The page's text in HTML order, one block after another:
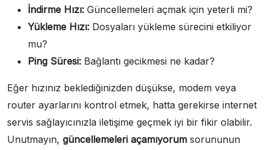
İndirme Hızı: Güncellemeleri açmak için yeterli mi?
Yükleme Hızı: Dosyaları yükleme sürecini etkiliyor
mu?
Ping Süresi: Bağlantı gecikmesi ne kadar?
Eğer hızınız beklediğinizden düşükse, modem veya
router ayarlarını kontrol etmek, hatta gerekirse internet
servis sağlayıcınızla iletişime geçmek iyi bir fikir olabilir.
Unutmayın, güncellemeleri açamıyorum sorununun